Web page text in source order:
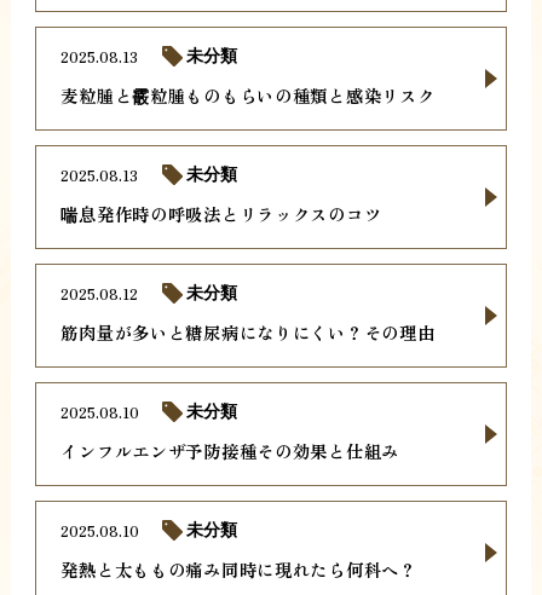
麦粒腫と霰粒腫ものもらいの種類と感染リスク
2025.08.13 未分類
喘息発作時の呼吸法とリラックスのコツ
2025.08.13 未分類
筋肉量が多いと糖尿病になりにくい？その理由
2025.08.12 未分類
インフルエンザ予防接種その効果と仕組み
2025.08.10 未分類
発熱と太ももの痛み同時に現れたら何科へ？
2025.08.10 未分類